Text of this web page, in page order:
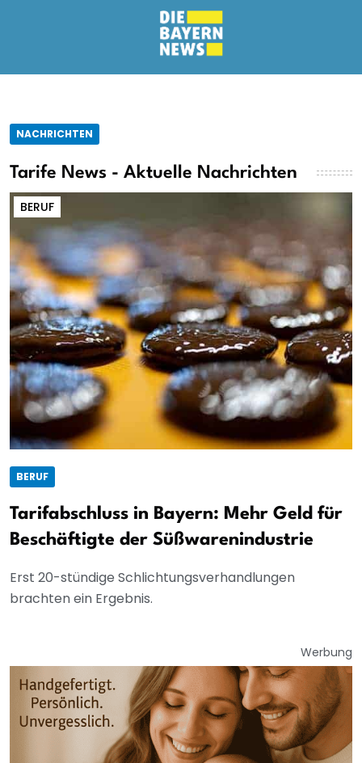
NACHRICHTEN
Tarife News - Aktuelle Nachrichten
BERUF
BERUF
Tarifabschluss in Bayern: Mehr Geld für
Beschäftigte der Süßwarenindustrie
Erst 20-stündige Schlichtungsverhandlungen
brachten ein Ergebnis.
Werbung